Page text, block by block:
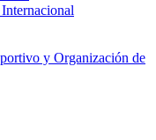
y Organización de